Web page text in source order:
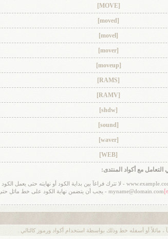
[MOVE]
[moved]
[movel]
[mover]
[moveup]
[RAMS]
[RAMV]
[shdw]
[sound]
[waver]
[WEB]
مع أكواد المنتدى:
- لا تترك فراغآ بين بداية الكود أو نهايته حتى يعمل
myname@domain.com - يجب أن يتضمن نهاية الكود على خط مائل
مائلاً أو أسفله خط وذلك بواسطة استخدام أكواد ورموز كالتالي .